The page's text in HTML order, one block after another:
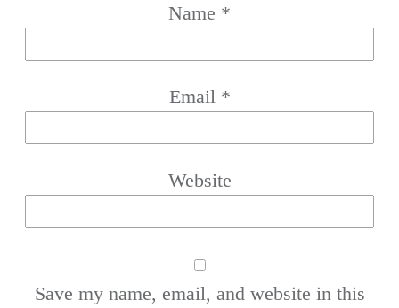
Name *
Email *
Website
Save my name, email, and website in this